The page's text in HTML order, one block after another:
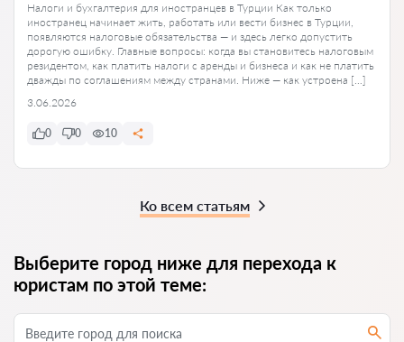
Налоги и бухгалтерия для иностранцев в Турции Как только
иностранец начинает жить, работать или вести бизнес в Турции,
появляются налоговые обязательства — и здесь легко допустить
дорогую ошибку. Главные вопросы: когда вы становитесь налоговым
резидентом, как платить налоги с аренды и бизнеса и как не платить
дважды по соглашениям между странами. Ниже — как устроена […]
3.06.2026
0 0 10
Ко всем статьям
Выберите город ниже для перехода к
юристам по этой теме: